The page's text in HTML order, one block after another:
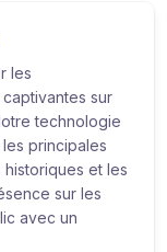
les
sur
technologie
principales
et les
sur les
avec un